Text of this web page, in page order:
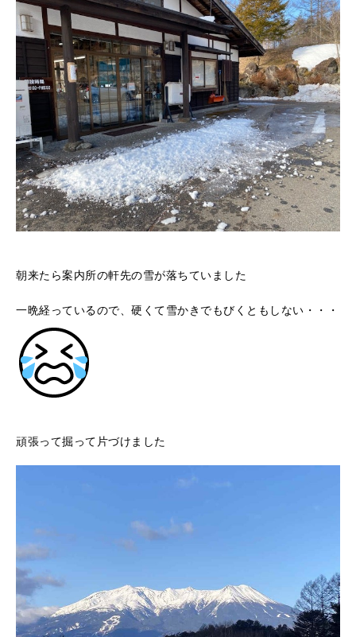
朝来たら案内所の軒先の雪が落ちていました
一晩経っているので、硬くて雪かきでもびくともしない・・・
頑張って掘って片づけました